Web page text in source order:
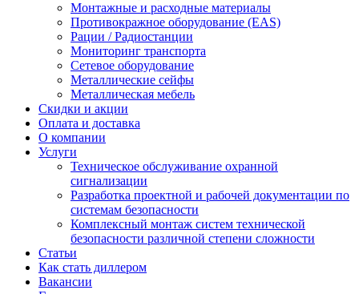
Монтажные и расходные материалы
Противокражное оборудование (EAS)
Рации / Радиостанции
Мониторинг транспорта
Сетевое оборудование
Металлические сейфы
Металлическая мебель
Скидки и акции
Оплата и доставка
О компании
Услуги
Техническое обслуживание охранной
сигнализации
Разработка проектной и рабочей документации по
системам безопасности
Комплексный монтаж систем технической
безопасности различной степени сложности
Статьи
Как стать диллером
Вакансии